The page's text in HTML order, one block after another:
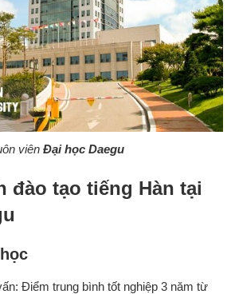
viên Đại học Daegu
đào tạo tiếng Hàn tại
Điểm trung bình tốt nghiệp 3 năm từ